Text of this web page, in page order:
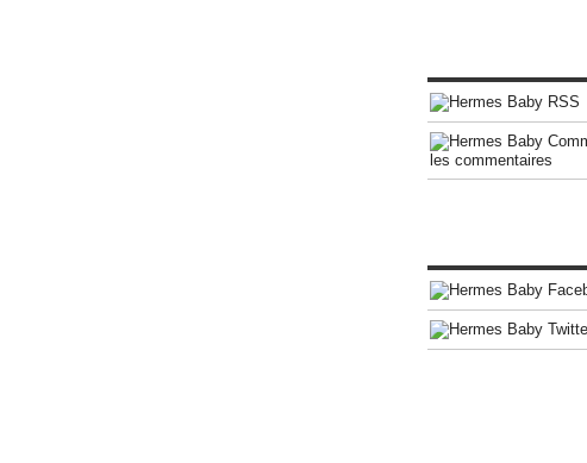
les commentaires